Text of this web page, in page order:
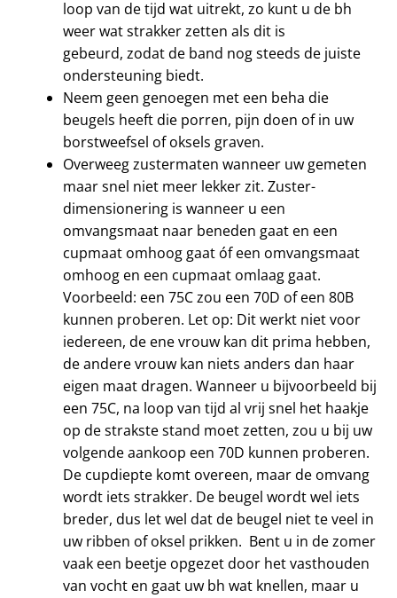
loop van de tijd wat uitrekt, zo kunt u de bh
weer wat strakker zetten als dit is
gebeurd, zodat de band nog steeds de juiste
ondersteuning biedt.
Neem geen genoegen met een beha die
beugels heeft die porren, pijn doen of in uw
borstweefsel of oksels graven.
Overweeg zustermaten wanneer uw gemeten
maar snel niet meer lekker zit. Zuster-
dimensionering is wanneer u een
omvangsmaat naar beneden gaat en een
cupmaat omhoog gaat óf een omvangsmaat
omhoog en een cupmaat omlaag gaat.
Voorbeeld: een 75C zou een 70D of een 80B
kunnen proberen. Let op: Dit werkt niet voor
iedereen, de ene vrouw kan dit prima hebben,
de andere vrouw kan niets anders dan haar
eigen maat dragen. Wanneer u bijvoorbeeld bij
een 75C, na loop van tijd al vrij snel het haakje
op de strakste stand moet zetten, zou u bij uw
volgende aankoop een 70D kunnen proberen.
De cupdiepte komt overeen, maar de omvang
wordt iets strakker. De beugel wordt wel iets
breder, dus let wel dat de beugel niet te veel in
uw ribben of oksel prikken. Bent u in de zomer
vaak een beetje opgezet door het vasthouden
van vocht en gaat uw bh wat knellen, maar u